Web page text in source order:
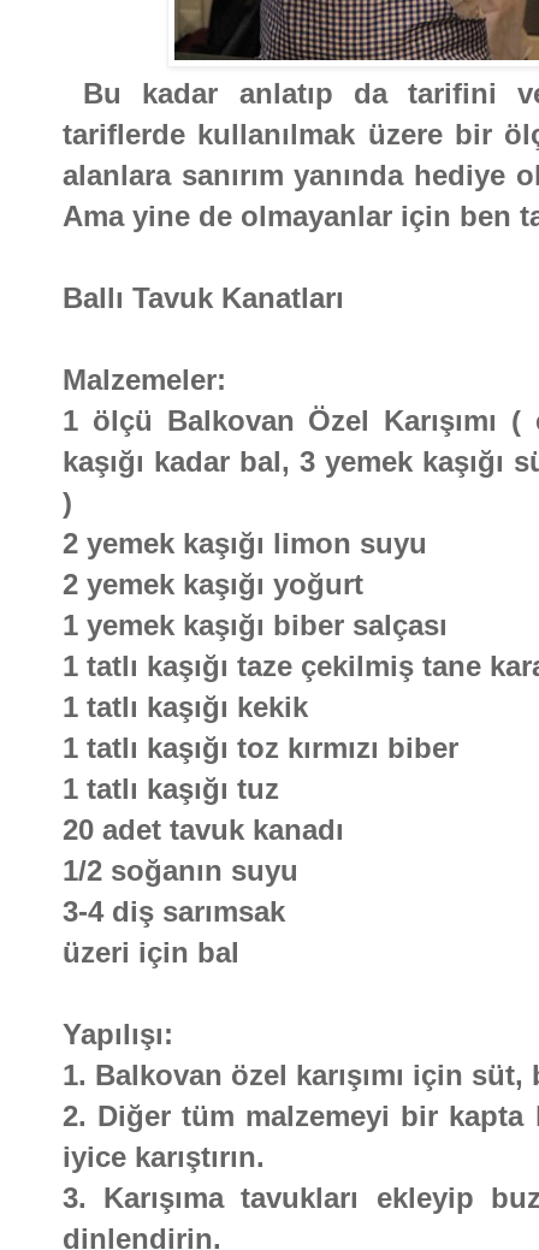
Bu kadar anlatıp da tarifini
tariflerde kullanılmak üzere bir
alanlara sanırım yanında
Ama yine de olmayanlar için ben
Ballı Tavuk Kanatları
Malzemeler:
1 ölçü Balkovan Özel Karışımı
kaşığı kadar bal, 3 yemek kaşığı
)
2 yemek kaşığı limon suyu
2 yemek kaşığı yoğurt
1 yemek kaşığı biber salçası
1 tatlı kaşığı taze çekilmiş tane
1 tatlı kaşığı kekik
1 tatlı kaşığı toz kırmızı biber
1 tatlı kaşığı tuz
20 adet tavuk kanadı
1/2 soğanın suyu
3-4 diş sarımsak
üzeri için bal
Yapılışı:
1. Balkovan özel karışımı için süt,
2. Diğer tüm malzemeyi bir kapta
iyice karıştırın.
3. Karışıma tavukları ekleyip
dinlendirin.